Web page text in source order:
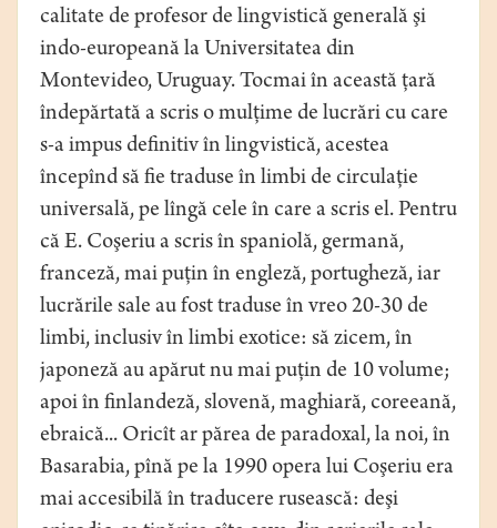
calitate de profesor de lingvistică generală şi
indo-europeană la Universitatea din
Montevideo, Uruguay. Tocmai în această ţară
îndepărtată a scris o mulţime de lucrări cu care
s-a impus definitiv în lingvistică, acestea
începînd să fie traduse în limbi de circulaţie
universală, pe lîngă cele în care a scris el. Pentru
că E. Coşeriu a scris în spaniolă, germană,
franceză, mai puţin în engleză, portugheză, iar
lucrările sale au fost traduse în vreo 20-30 de
limbi, inclusiv în limbi exotice: să zicem, în
japoneză au apărut nu mai puţin de 10 volume;
apoi în finlandeză, slovenă, maghiară, coreeană,
ebraică... Oricît ar părea de paradoxal, la noi, în
Basarabia, pînă pe la 1990 opera lui Coşeriu era
mai accesibilă în traducere rusească: deşi